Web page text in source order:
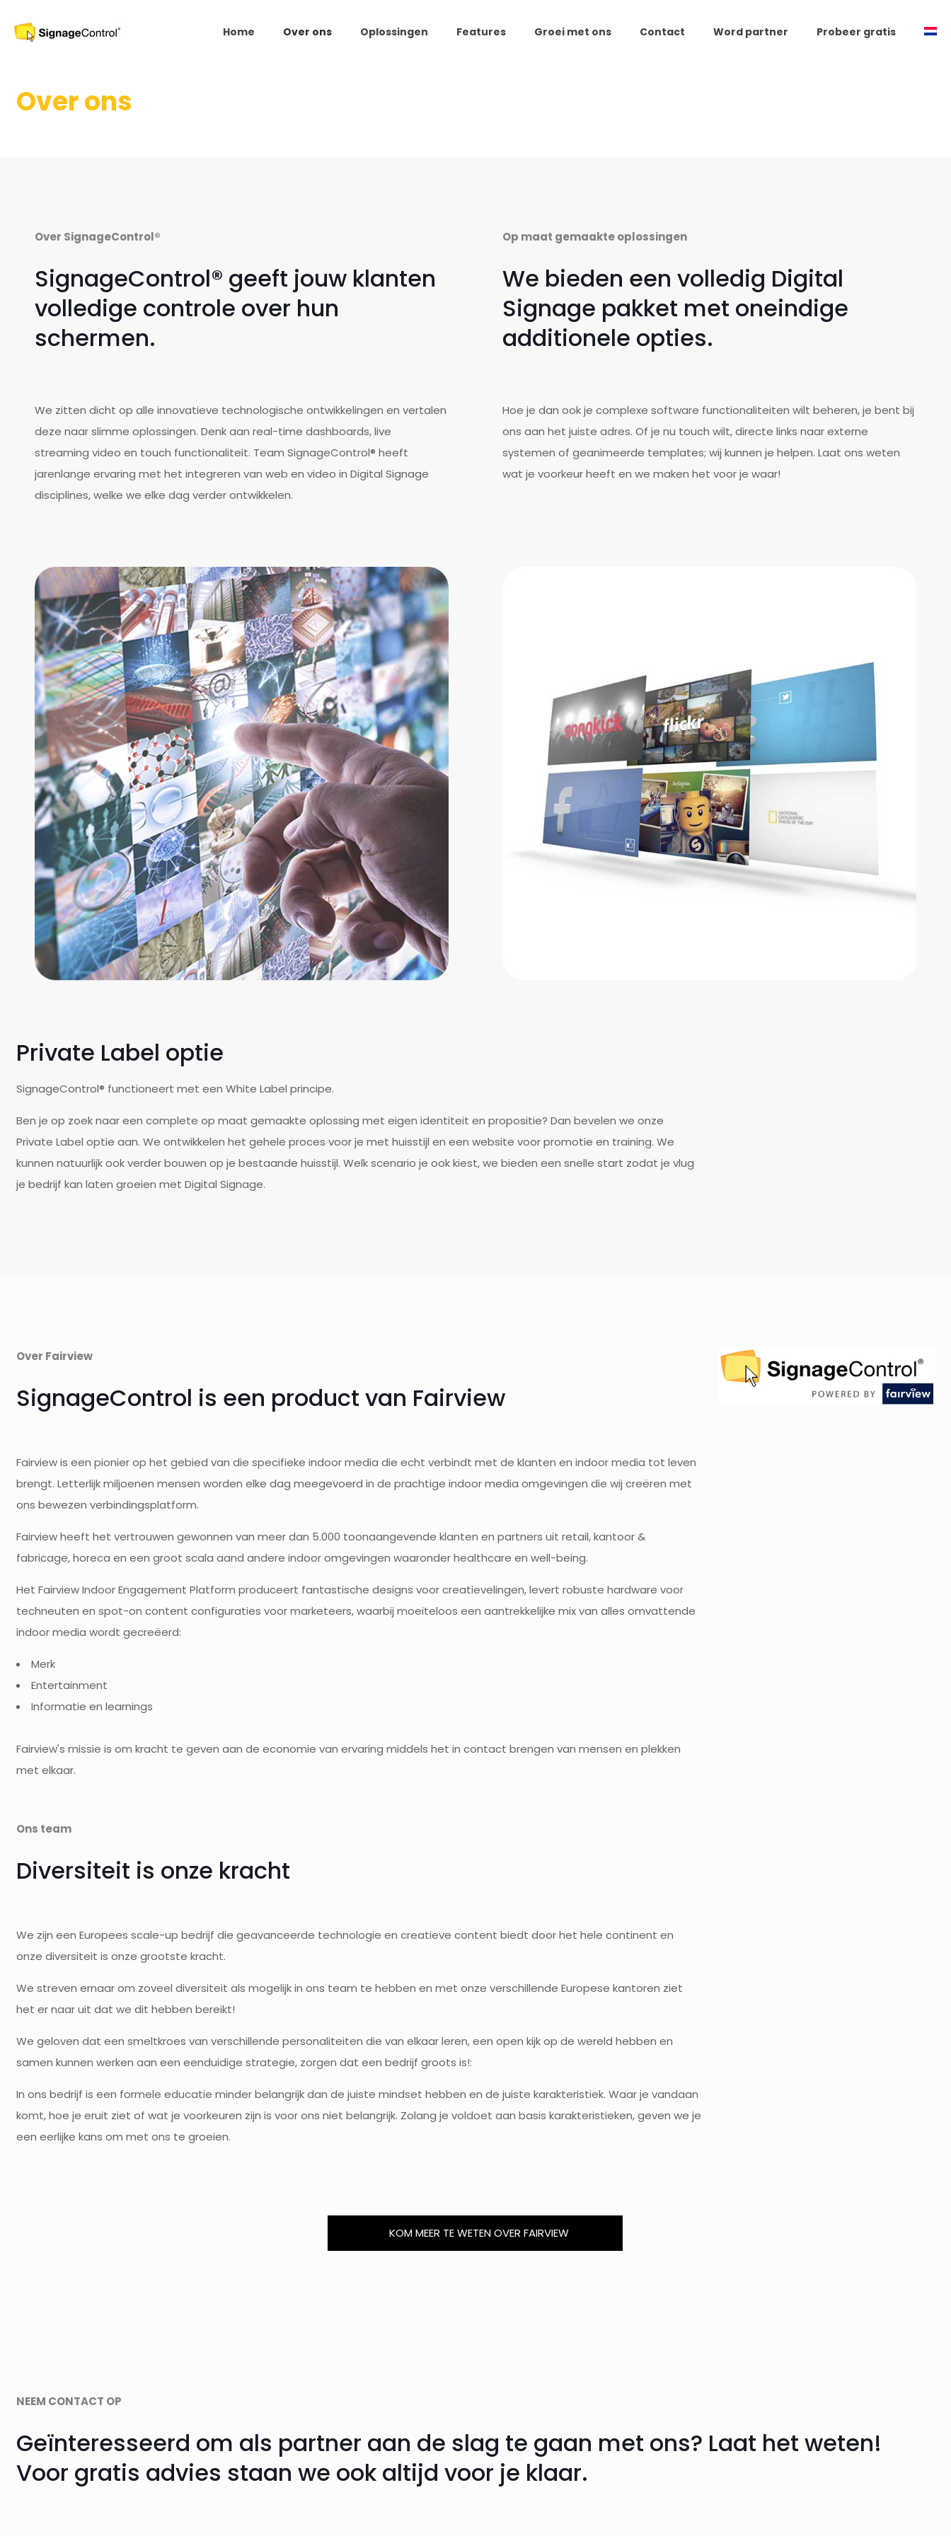
Home Over ons Oplossingen Features Groei met ons Contact Word partner Probeer gratis
Over ons
Over SignageControl®
SignageControl® geeft jouw klanten
volledige controle over hun
schermen.
We zitten dicht op alle innovatieve technologische ontwikkelingen en vertalen
deze naar slimme oplossingen. Denk aan real-time dashboards, live
streaming video en touch functionaliteit. Team SignageControl® heeft
jarenlange ervaring met het integreren van web en video in Digital Signage
disciplines, welke we elke dag verder ontwikkelen.
Op maat gemaakte oplossingen
We bieden een volledig Digital
Signage pakket met oneindige
additionele opties.
Hoe je dan ook je complexe software functionaliteiten wilt beheren, je bent bij
ons aan het juiste adres. Of je nu touch wilt, directe links naar externe
systemen of geanimeerde templates; wij kunnen je helpen. Laat ons weten
wat je voorkeur heeft en we maken het voor je waar!
Private Label optie
SignageControl® functioneert met een White Label principe.
Ben je op zoek naar een complete op maat gemaakte oplossing met eigen identiteit en propositie? Dan bevelen we onze
Private Label optie aan. We ontwikkelen het gehele proces voor je met huisstijl en een website voor promotie en training. We
kunnen natuurlijk ook verder bouwen op je bestaande huisstijl. Welk scenario je ook kiest, we bieden een snelle start zodat je vlug
je bedrijf kan laten groeien met Digital Signage.
Over Fairview
SignageControl is een product van Fairview
Fairview is een pionier op het gebied van die specifieke indoor media die echt verbindt met de klanten en indoor media tot leven
brengt. Letterlijk miljoenen mensen worden elke dag meegevoerd in de prachtige indoor media omgevingen die wij creëren met
ons bewezen verbindingsplatform.
Fairview heeft het vertrouwen gewonnen van meer dan 5.000 toonaangevende klanten en partners uit retail, kantoor &
fabricage, horeca en een groot scala aand andere indoor omgevingen waaronder healthcare en well-being.
Het Fairview Indoor Engagement Platform produceert fantastische designs voor creatievelingen, levert robuste hardware voor
techneuten en spot-on content configuraties voor marketeers, waarbij moeiteloos een aantrekkelijke mix van alles omvattende
indoor media wordt gecreëerd:
Merk
Entertainment
Informatie en learnings
Fairview's missie is om kracht te geven aan de economie van ervaring middels het in contact brengen van mensen en plekken
met elkaar.
Ons team
Diversiteit is onze kracht
We zijn een Europees scale-up bedrijf die geavanceerde technologie en creatieve content biedt door het hele continent en
onze diversiteit is onze grootste kracht.
We streven ernaar om zoveel diversiteit als mogelijk in ons team te hebben en met onze verschillende Europese kantoren ziet
het er naar uit dat we dit hebben bereikt!
We geloven dat een smeltkroes van verschillende personaliteiten die van elkaar leren, een open kijk op de wereld hebben en
samen kunnen werken aan een eenduidige strategie, zorgen dat een bedrijf groots is!:
In ons bedrijf is een formele educatie minder belangrijk dan de juiste mindset hebben en de juiste karakteristiek. Waar je vandaan
komt, hoe je eruit ziet of wat je voorkeuren zijn is voor ons niet belangrijk. Zolang je voldoet aan basis karakteristieken, geven we je
een eerlijke kans om met ons te groeien.
KOM MEER TE WETEN OVER FAIRVIEW
NEEM CONTACT OP
Geïnteresseerd om als partner aan de slag te gaan met ons? Laat het weten!
Voor gratis advies staan we ook altijd voor je klaar.